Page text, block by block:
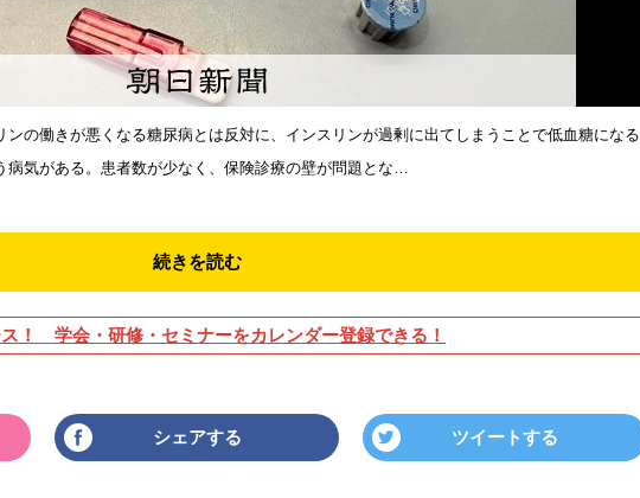
の働きが悪くなる糖尿病とは反対に、インスリンが過剰に出てしまうことで低血糖になる
病気がある。患者数が少なく、保険診療の壁が問題とな…
続きを読む
！ 学会・研修・セミナーをカレンダー登録できる！
シェアする ツイートする